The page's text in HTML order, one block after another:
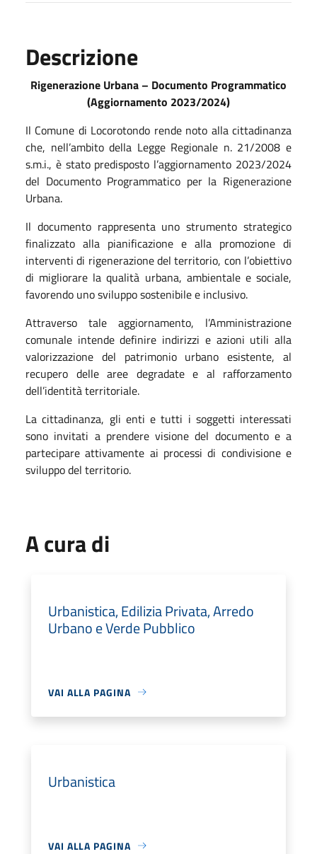
Descrizione
Rigenerazione Urbana – Documento Programmatico
(Aggiornamento 2023/2024)
Il Comune di Locorotondo rende noto alla cittadinanza
che, nell’ambito della Legge Regionale n. 21/2008 e
s.m.i., è stato predisposto l’aggiornamento 2023/2024
del Documento Programmatico per la Rigenerazione
Urbana.
Il documento rappresenta uno strumento strategico
finalizzato alla pianificazione e alla promozione di
interventi di rigenerazione del territorio, con l’obiettivo
di migliorare la qualità urbana, ambientale e sociale,
favorendo uno sviluppo sostenibile e inclusivo.
Attraverso tale aggiornamento, l’Amministrazione
comunale intende definire indirizzi e azioni utili alla
valorizzazione del patrimonio urbano esistente, al
recupero delle aree degradate e al rafforzamento
dell’identità territoriale.
La cittadinanza, gli enti e tutti i soggetti interessati
sono invitati a prendere visione del documento e a
partecipare attivamente ai processi di condivisione e
sviluppo del territorio.
A cura di
Urbanistica, Edilizia Privata, Arredo
Urbano e Verde Pubblico
VAI ALLA PAGINA
Urbanistica
VAI ALLA PAGINA